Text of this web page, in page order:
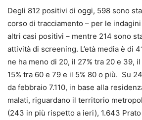
Degli 812 positivi di oggi, 598 sono
corso di tracciamento – per le
altri casi positivi – mentre 214 sono
attività di screening. L’età media è di
ne ha meno di 20, il 27% tra 20 e 39,
15% tra 60 e 79 e il 5% 80 o più. Su
da febbraio 7.110, in base alla
malati, riguardano il territorio
(243 in più rispetto a ieri), 1.643